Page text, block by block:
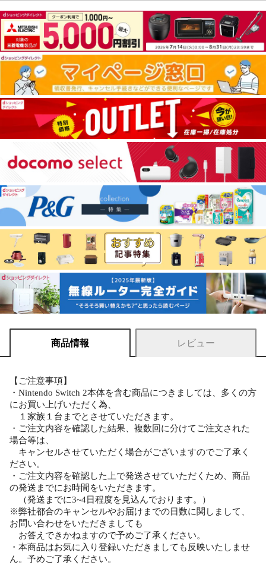
商品情報 レビュー
【ご注意事項】
・Nintendo Switch 2本体を含む商品につきましては、多くの方
にお買い上げいただく為、
１家族１台までとさせていただきます。
・ご注文内容を確認した結果、複数回に分けてご注文された
場合等は、
キャンセルさせていただく場合がございますのでご了承く
ださい。
・ご注文内容を確認した上で発送させていただくため、商品
の発送までにお時間をいただきます。
（発送までに3~4日程度を見込んでおります。）
※弊社都合のキャンセルやお届けまでの日数に関しまして、
お問い合わせをいただきましても
お答えできかねますので予めご了承ください。
・本商品はお気に入り登録いただきましても反映いたしませ
ん。予めご了承ください。